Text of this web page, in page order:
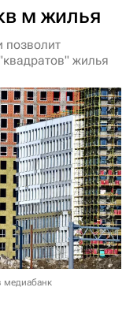
м жилья
позволит
жилья
медиабанк